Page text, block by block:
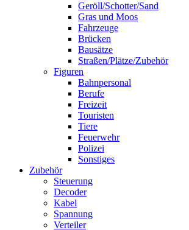
Geröll/Schotter/Sand
Gras und Moos
Fahrzeuge
Brücken
Bausätze
Straßen/Plätze/Zubehör
Figuren
Bahnpersonal
Berufe
Freizeit
Touristen
Tiere
Feuerwehr
Polizei
Sonstiges
Zubehör
Steuerung
Decoder
Kabel
Spannung
Verteiler